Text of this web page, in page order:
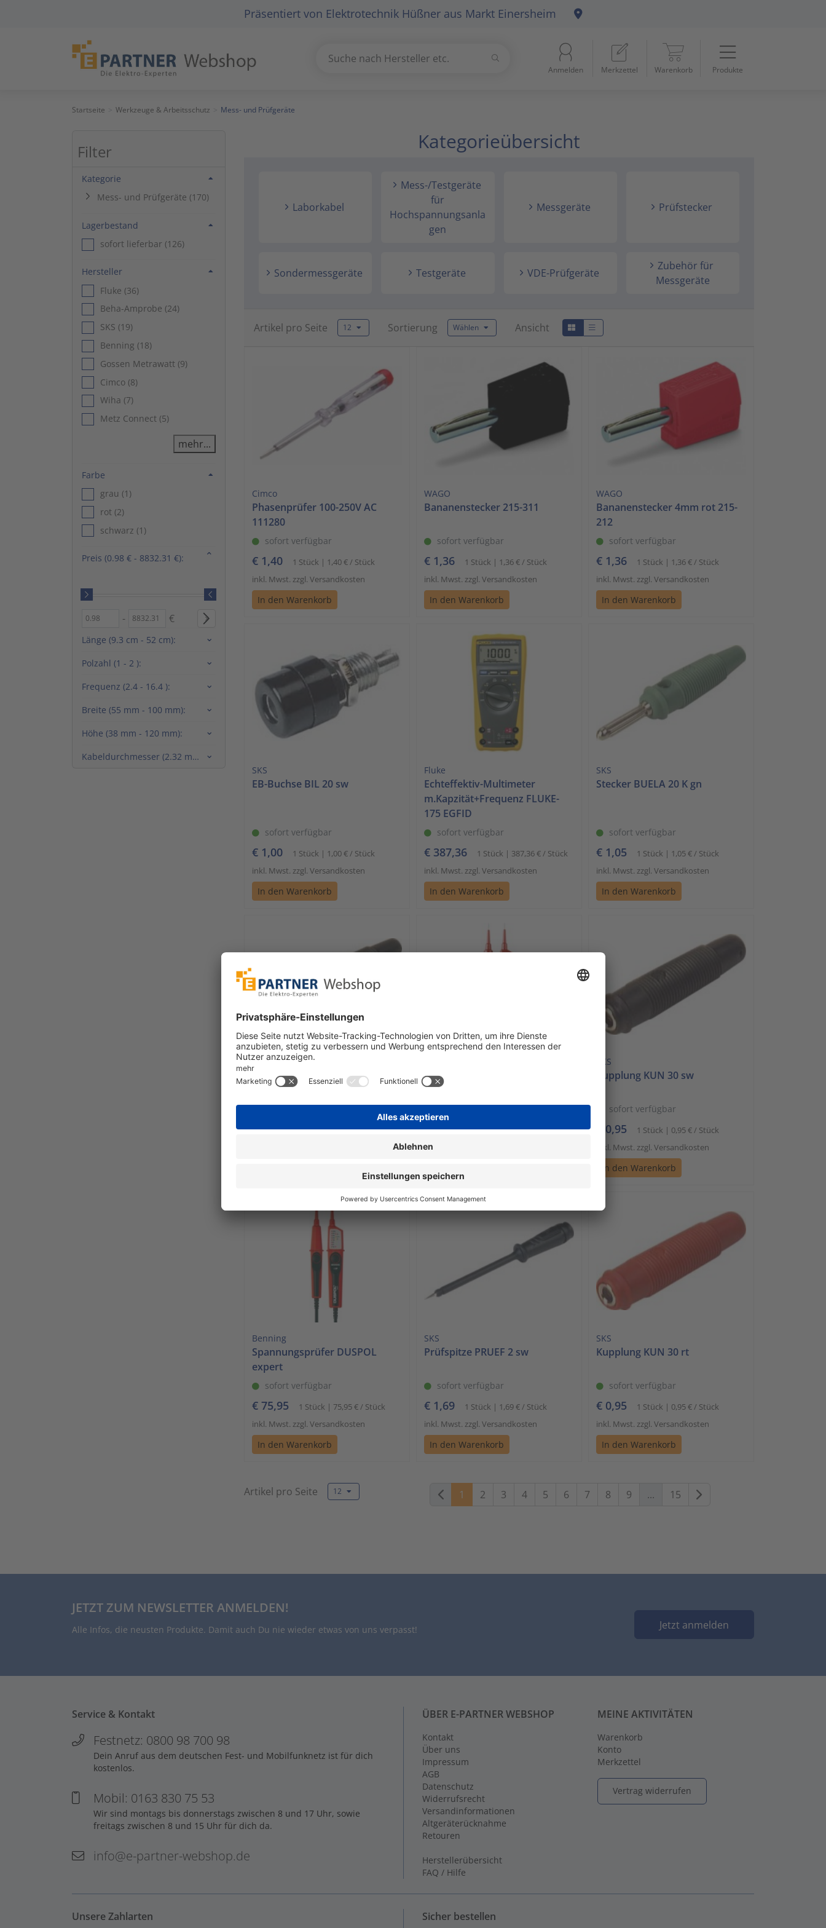
Präsentiert von Elektrotechnik Hüßner aus Markt Einersheim
Suchen
result.
go
selected
search
can
use
Anmelden Merkzettel Warenkorb Produkte
Startseite Werkzeuge & Arbeitsschutz Mess- und Prüfgeräte
Filter
Filtern nach Kategorie
Kategorie
Mess- und Prüfgeräte (170)
Unterkategorien ein-/ausklappen
Filtern nach Lagerbestand
Lagerbestand
sofort lieferbar (126)
Filtern nach Hersteller
Hersteller
Fluke (36)
Beha-Amprobe (24)
SKS (19)
Benning (18)
Gossen Metrawatt (9)
Cimco (8)
Wiha (7)
Metz Connect (5)
mehr...
Filtern nach Farbe
Farbe
grau (1)
rot (2)
schwarz (1)
Preis (0.98 € - 8832.31 €):
Preis (0.98 € - 8832.31 €) von
-
Preis (0.98 € - 8832.31 €)
€
Länge (9.3 cm - 52 cm):
Polzahl (1 - 2 ):
Frequenz (2.4 - 16.4 ):
Breite (55 mm - 100 mm):
Höhe (38 mm - 120 mm):
Kabeldurchmesser (2.32 mm - 4.35 mm)
Kategorieübersicht
Laborkabel
Mess-/Testgeräte
für
Hochspannungsanla
gen
Messgeräte Prüfstecker
Sondermessgeräte Testgeräte VDE-Prüfgeräte
Zubehör für
Messgeräte
Artikel pro Seite 12 Sortierung Wählen Ansicht
Cimco
Phasenprüfer 100-250V AC
111280
sofort verfügbar
€ 1,40
1 Stück | 1,40 € / Stück
inkl. Mwst. zzgl. Versandkosten
In den Warenkorb
WAGO
Bananenstecker 215-311
sofort verfügbar
€ 1,36
1 Stück | 1,36 € / Stück
inkl. Mwst. zzgl. Versandkosten
In den Warenkorb
WAGO
Bananenstecker 4mm rot 215-
212
sofort verfügbar
€ 1,36
1 Stück | 1,36 € / Stück
inkl. Mwst. zzgl. Versandkosten
In den Warenkorb
SKS
EB-Buchse BIL 20 sw
sofort verfügbar
€ 1,00
1 Stück | 1,00 € / Stück
inkl. Mwst. zzgl. Versandkosten
In den Warenkorb
Fluke
Echteffektiv-Multimeter
m.Kapzität+Frequenz FLUKE-
175 EGFID
sofort verfügbar
€ 387,36
1 Stück | 387,36 € / Stück
inkl. Mwst. zzgl. Versandkosten
In den Warenkorb
SKS
Stecker BUELA 20 K gn
sofort verfügbar
€ 1,05
1 Stück | 1,05 € / Stück
inkl. Mwst. zzgl. Versandkosten
In den Warenkorb
SKS
Stecker BUELA 20 K sw
sofort verfügbar
€ 1,05
1 Stück | 1,05 € / Stück
Spannungsprüfer DUSPOL
digital
sofort verfügbar
€ 112,90
1 Stück | 112,90 € / Stück
inkl. Mwst. zzgl. Versandkosten
SKS
Kupplung KUN 30 sw
sofort verfügbar
€ 0,95
1 Stück | 0,95 € / Stück
inkl. Mwst. zzgl. Versandkosten
In den Warenkorb
Benning
Spannungsprüfer DUSPOL
expert
sofort verfügbar
€ 75,95
1 Stück | 75,95 € / Stück
inkl. Mwst. zzgl. Versandkosten
In den Warenkorb
SKS
Prüfspitze PRUEF 2 sw
sofort verfügbar
€ 1,69
1 Stück | 1,69 € / Stück
inkl. Mwst. zzgl. Versandkosten
In den Warenkorb
SKS
Kupplung KUN 30 rt
sofort verfügbar
€ 0,95
1 Stück | 0,95 € / Stück
inkl. Mwst. zzgl. Versandkosten
In den Warenkorb
Artikel pro Seite 12 1 2 3 4 5 6 7 8 9 ... 15 Weiter
JETZT ZUM NEWSLETTER ANMELDEN!
Alle Infos, die neusten Produkte. Damit auch Du nie wieder etwas von uns verpasst! Jetzt anmelden
Service & Kontakt
Festnetz: 0800 98 700 98
Dein Anruf aus dem deutschen Fest- und Mobilfunknetz ist für dich
kostenlos.
Mobil: 0163 830 75 53
Wir sind montags bis donnerstags zwischen 8 und 17 Uhr, sowie
freitags zwischen 8 und 15 Uhr für dich da.
info@e-partner-webshop.de
ÜBER E-PARTNER WEBSHOP
Kontakt
Über uns
Impressum
AGB
Datenschutz
Widerrufsrecht
Versandinformationen
Altgeräterücknahme
Retouren
Herstellerübersicht
FAQ / Hilfe
MEINE AKTIVITÄTEN
Warenkorb
Konto
Merkzettel
Vertrag widerrufen
Unsere Zahlarten Sicher bestellen
Startseite
Beleuchtung
Erneuerbare Energie & E-Mobility
Raumklima & Haustechnik
Schaltermaterial
Verteiler & Schutzschaltgeräte
Weitere Sortimente
Werkzeuge & Arbeitsschutz